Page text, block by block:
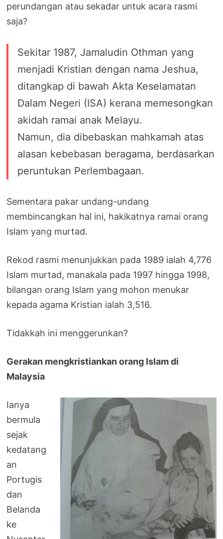
perundangan atau sekadar untuk acara rasmi
saja?
Sekitar 1987, Jamaludin Othman yang
menjadi Kristian dengan nama Jeshua,
ditangkap di bawah Akta Keselamatan
Dalam Negeri (ISA) kerana memesongkan
akidah ramai anak Melayu.
Namun, dia dibebaskan mahkamah atas
alasan kebebasan beragama, berdasarkan
peruntukan Perlembagaan.
Sementara pakar undang-undang
membincangkan hal ini, hakikatnya ramai orang
Islam yang murtad.
Rekod rasmi menunjukkan pada 1989 ialah 4,776
Islam murtad, manakala pada 1997 hingga 1998,
bilangan orang Islam yang mohon menukar
kepada agama Kristian ialah 3,516.
Tidakkah ini menggerunkan?
Gerakan mengkristiankan orang Islam di
Malaysia
Ianya
bermula
sejak
kedatang
an
Portugis
dan
Belanda
ke